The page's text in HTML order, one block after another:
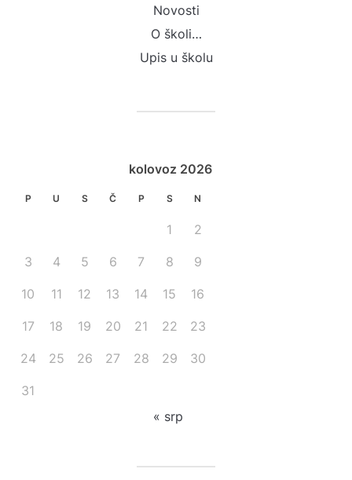
Novosti
O školi…
Upis u školu
kolovoz 2026
P U S Č P S N
1 2
3 4 5 6 7 8 9
10 11 12 13 14 15 16
17 18 19 20 21 22 23
24 25 26 27 28 29 30
31
« srp